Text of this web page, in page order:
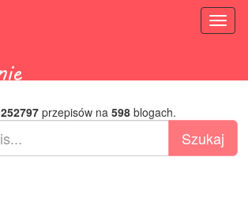
252797przepisów na 598blogach.